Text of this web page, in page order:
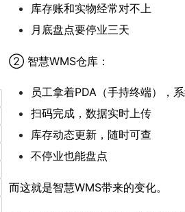
库存账和实物经常对不上
月底盘点要停业三天
② 智慧WMS仓库：
员工拿着PDA（手持终端），
扫码完成，数据实时上传
库存动态更新，随时可查
不停业也能盘点
而这就是智慧WMS带来的变化。